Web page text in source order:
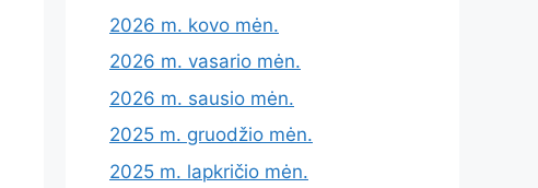
2026 m. kovo mėn.
2026 m. vasario mėn.
2026 m. sausio mėn.
2025 m. gruodžio mėn.
2025 m. lapkričio mėn.